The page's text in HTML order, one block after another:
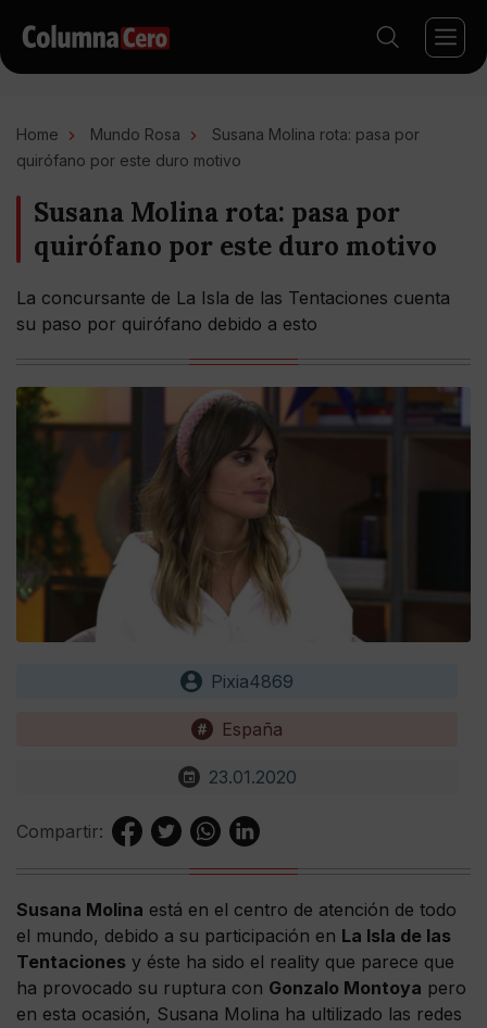
Home Mundo Rosa
Susana Molina rota: pasa por
quirófano por este duro motivo
Susana Molina rota: pasa por
quirófano por este duro motivo
La concursante de La Isla de las Tentaciones cuenta
su paso por quirófano debido a esto
Pixia4869
España
23.01.2020
Compartir:
Susana Molina está en el centro de atención de todo
el mundo, debido a su participación en La Isla de las
Tentaciones y éste ha sido el reality que parece que
ha provocado su ruptura con Gonzalo Montoya pero
en esta ocasión, Susana Molina ha ultilizado las redes